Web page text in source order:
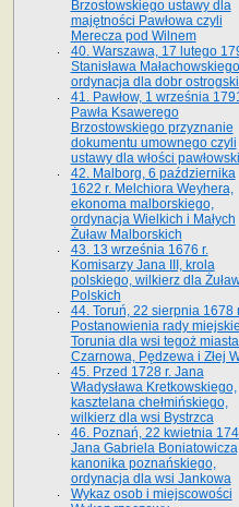
Brzostowskiego ustawy dla
majętności Pawłowa czyli
Merecza pod Wilnem
40. Warszawa, 17 lutego
Stanisława Małachowskiego
ordynacja dla dobr
41. Pawłow, 1 września
Pawła Ksawerego
Brzostowskiego przyznanie
dokumentu umownego czyli
ustawy dla włości
42. Malborg, 6 października
1622 r. Melchiora Weyhera,
ekonoma malborskiego,
ordynacja Wielkich i Małych
Żuław Malborskich
43. 13 września 1676 r.
Komisarzy Jana III, krola
polskiego, wilkierz dla
Polskich
44. Toruń, 22 sierpnia 1678
Postanowienia rady
Torunia dla wsi tegoż
Czarnowa, Pędzewa i Złej
45. Przed 1728 r. Jana
Władysława Kretkowskiego,
kasztelana chełmińskiego,
wilkierz dla wsi Bystrzca
46. Poznań, 22 kwietnia
Jana Gabriela
kanonika poznańskiego,
ordynacja dla wsi Jankowa
Wykaz osob i miejscowości